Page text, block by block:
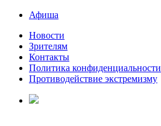
Афиша
Новости
Зрителям
Контакты
Политика конфиденциальности
Противодействие экстремизму